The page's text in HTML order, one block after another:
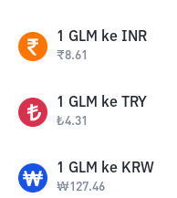
1 GLM ke INR
₹8.61
1 GLM ke TRY
₺4.31
1 GLM ke KRW
₩127.46